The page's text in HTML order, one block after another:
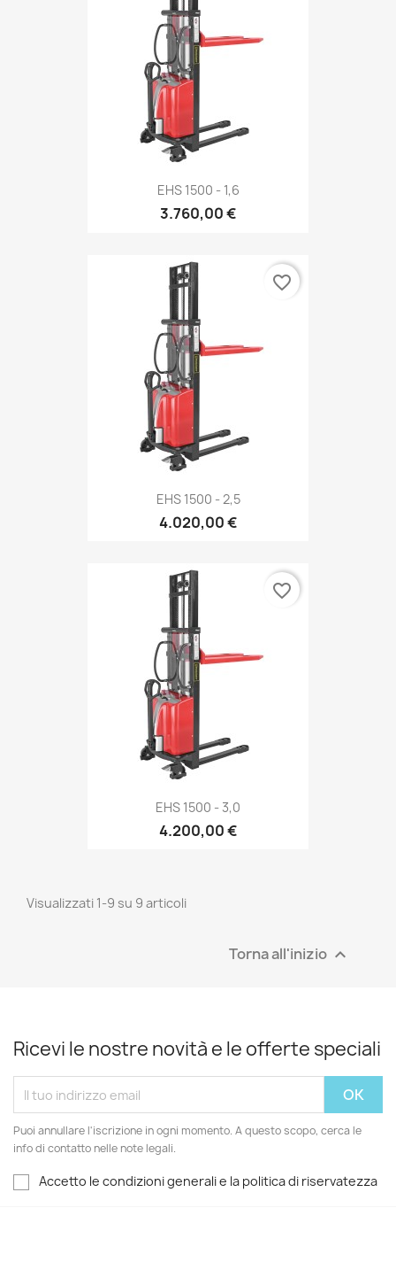
EHS 1500 - 1,6
3.760,00 €
EHS 1500 - 2,5
4.020,00 €
favorite_border
EHS 1500 - 3,0
4.200,00 €
favorite_border
Visualizzati 1-9 su 9 articoli
Torna all'inizio 
Ricevi le nostre novità e le offerte speciali
Puoi annullare l'iscrizione in ogni momento. A questo scopo, cerca le
info di contatto nelle note legali.
Accetto le condizioni generali e la politica di riservatezza